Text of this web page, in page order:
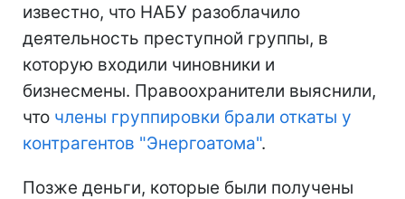
известно, что НАБУ разоблачило
деятельность преступной группы, в
которую входили чиновники и
бизнесмены. Правоохранители выяснили,
что члены группировки брали откаты у
контрагентов "Энергоатома".
Позже деньги, которые были получены